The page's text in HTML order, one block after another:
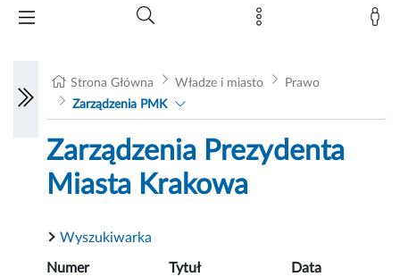
Strona Główna Władze i miasto
Prawo
Zarządzenia PMK
Zarządzenia Prezydenta
Miasta Krakowa
Wyszukiwarka
Numer Tytuł
Data